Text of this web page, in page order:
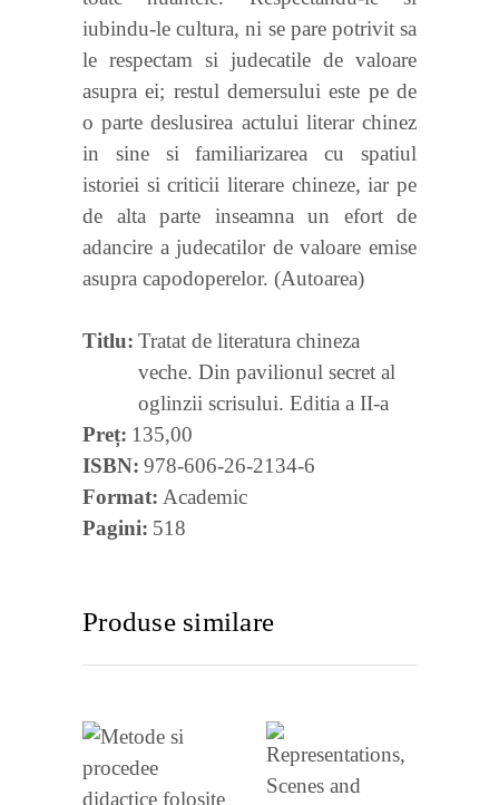
iubindu-le cultura, ni se pare potrivit sa
le respectam si judecatile de valoare
asupra ei; restul demersului este pe de
o parte deslusirea actului literar chinez
in sine si familiarizarea cu spatiul
istoriei si criticii literare chineze, iar pe
de alta parte inseamna un efort de
adancire a judecatilor de valoare emise
asupra capodoperelor. (Autoarea)
Titlu Tratat de literatura chineza
veche. Din pavilionul secret al
oglinzii scrisului. Editia a II-a
Preț 135,00
ISBN 978-606-26-2134-6
Format Academic
Pagini 518
Produse similare